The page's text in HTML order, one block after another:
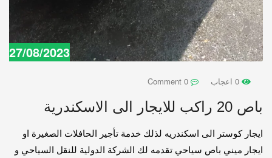
27/08/2023
باص 20 راكب للايجار الى الاسكندرية
ايجار كوستر الى اسكندريه لذلك خدمة تأجير الحافلات الصغيرة او
ايجار ميني باص سياحي تقدمه لك الشركة الدولية للنقل السياحي و